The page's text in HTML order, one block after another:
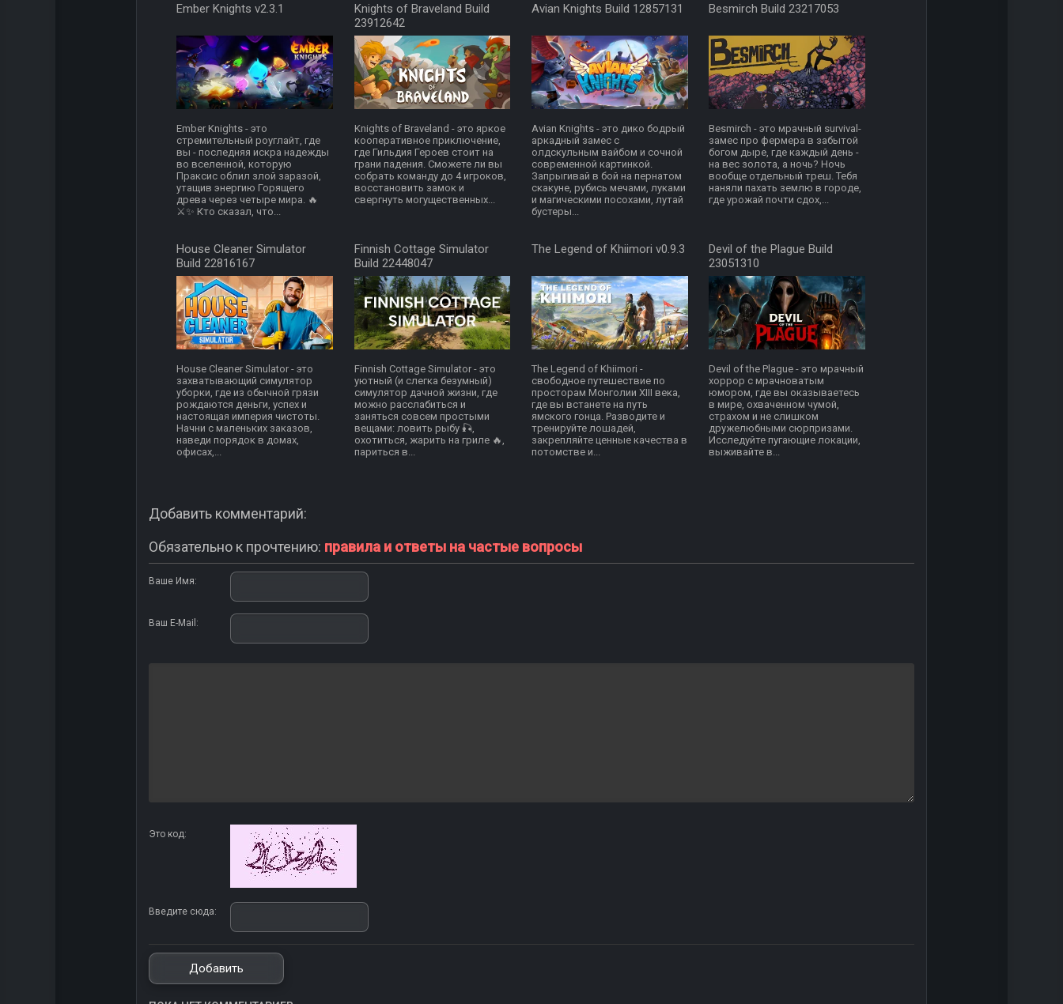
Ember Knights v2.3.1
Ember Knights - это
стремительный роуглайт, где
вы - последняя искра надежды
во вселенной, которую
Праксис облил злой заразой,
утащив энергию Горящего
древа через четыре мира. 🔥
⚔️✨ Кто сказал, что...
Knights of Braveland Build
23912642
Knights of Braveland - это яркое
кооперативное приключение,
где Гильдия Героев стоит на
грани падения. Сможете ли вы
собрать команду до 4 игроков,
восстановить замок и
свергнуть могущественных...
Avian Knights Build 12857131
Avian Knights - это дико бодрый
аркадный замес с
олдскульным вайбом и сочной
современной картинкой.
Запрыгивай в бой на пернатом
скакуне, рубись мечами, луками
и магическими посохами, лутай
бустеры...
Besmirch Build 23217053
Besmirch - это мрачный survival-
замес про фермера в забытой
богом дыре, где каждый день -
на вес золота, а ночь? Ночь
вообще отдельный треш. Тебя
наняли пахать землю в городе,
где урожай почти сдох,...
House Cleaner Simulator
Build 22816167
House Cleaner Simulator - это
захватывающий симулятор
уборки, где из обычной грязи
рождаются деньги, успех и
настоящая империя чистоты.
Начни с маленьких заказов,
наведи порядок в домах,
офисах,...
Finnish Cottage Simulator
Build 22448047
Finnish Cottage Simulator - это
уютный (и слегка безумный)
симулятор дачной жизни, где
можно расслабиться и
заняться совсем простыми
вещами: ловить рыбу 🎣,
охотиться, жарить на гриле 🔥,
париться в...
The Legend of Khiimori v0.9.3
The Legend of Khiimori -
свободное путешествие по
просторам Монголии XIII века,
где вы встанете на путь
ямского гонца. Разводите и
тренируйте лошадей,
закрепляйте ценные качества в
потомстве и...
Devil of the Plague Build
23051310
Devil of the Plague - это мрачный
хоррор с мрачноватым
юмором, где вы оказываетесь
в мире, охваченном чумой,
страхом и не слишком
дружелюбными сюрпризами.
Исследуйте пугающие локации,
выживайте в...
Добавить комментарий:
Обязательно к прочтению: правила и ответы на частые вопросы
Ваше Имя:
Ваш E-Mail:
Это код:
Введите сюда: